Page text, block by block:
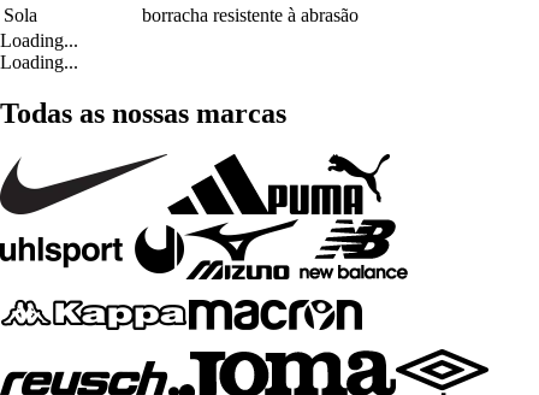
Sola
borracha resistente à abrasão
Loading...
Loading...
Todas as nossas marcas